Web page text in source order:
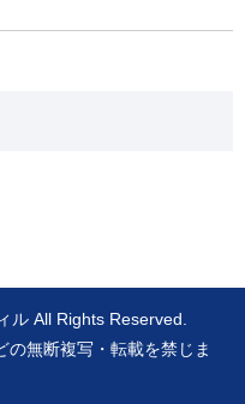
ル All Rights Reserved.
の無断複写・転載を禁じま